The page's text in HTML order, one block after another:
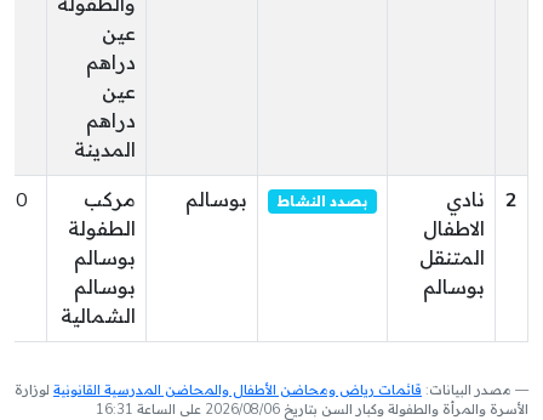
عين
دراهم
عين
دراهم
المدينة
2
نادي
الاطفال
المتنقل
بوسالم
بصدد النشاط بوسالم
مركب
الطفولة
بوسالم
بوسالم
الشمالية
مصدر البيانات: قائمات رياض ومحاضن الأطفال والمحاضن المدرسية القانونية لوزارة
الأسرة والمرأة والطفولة وكبار السن بتاريخ 2026/08/06 على الساعة 16:31